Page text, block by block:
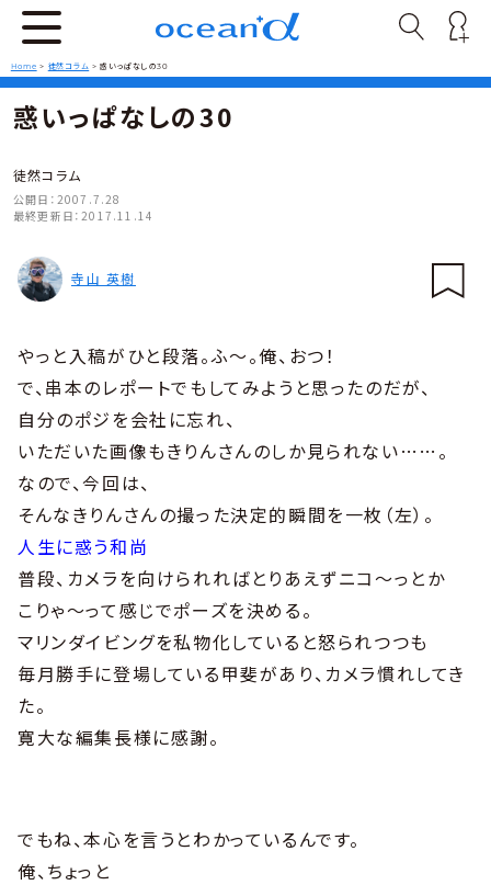
Home > 徒然コラム >惑いっぱなしの30
惑いっぱなしの30
徒然コラム
公開日： 2007.7.28
最終更新日： 2017.11.14
寺山 英樹
やっと入稿がひと段落。ふ〜。俺、おつ！
で、串本のレポートでもしてみようと思ったのだが、
自分のポジを会社に忘れ、
いただいた画像もきりんさんのしか見られない……。
なので、今回は、
そんなきりんさんの撮った決定的瞬間を一枚（左）。
人生に惑う和尚
普段、カメラを向けられればとりあえずニコ〜っとか
こりゃ〜って感じでポーズを決める。
マリンダイビングを私物化していると怒られつつも
毎月勝手に登場している甲斐があり、カメラ慣れしてき
た。
寛大な編集長様に感謝。
でもね、本心を言うとわかっているんです。
俺、ちょっと